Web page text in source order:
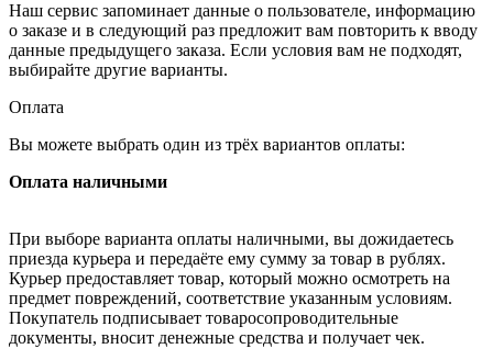
Наш сервис запоминает данные о пользователе, информацию
о заказе и в следующий раз предложит вам повторить к вводу
данные предыдущего заказа. Если условия вам не подходят,
выбирайте другие варианты.
Оплата
Вы можете выбрать один из трёх вариантов оплаты:
Оплата наличными
При выборе варианта оплаты наличными, вы дожидаетесь
приезда курьера и передаёте ему сумму за товар в рублях.
Курьер предоставляет товар, который можно осмотреть на
предмет повреждений, соответствие указанным условиям.
Покупатель подписывает товаросопроводительные
документы, вносит денежные средства и получает чек.